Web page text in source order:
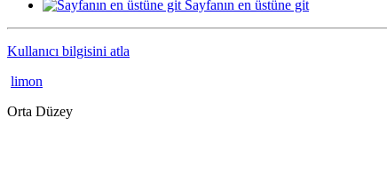
Sayfanın en üstüne git
Kullanıcı bilgisini atla
limon
Orta Düzey